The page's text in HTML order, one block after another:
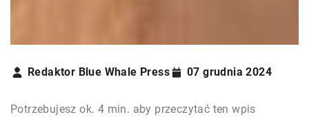
Redaktor Blue Whale Press 07 grudnia 2024
Potrzebujesz ok. 4 min. aby przeczytać ten wpis